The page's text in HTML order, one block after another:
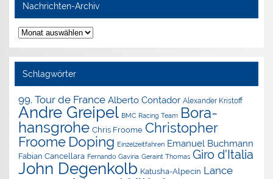
Nachrichten-Archiv
Nachrichten-
Archiv
Schlagwörter
99. Tour de France Alberto Contador Alexander Kristoff
Andre Greipel BMC Racing Team Bora-
hansgrohe Chris Froome Christopher
Froome Doping Einzelzeitfahren Emanuel Buchmann
Fabian Cancellara Fernando Gaviria Geraint Thomas Giro d'Italia
John Degenkolb Katusha-Alpecin Lance